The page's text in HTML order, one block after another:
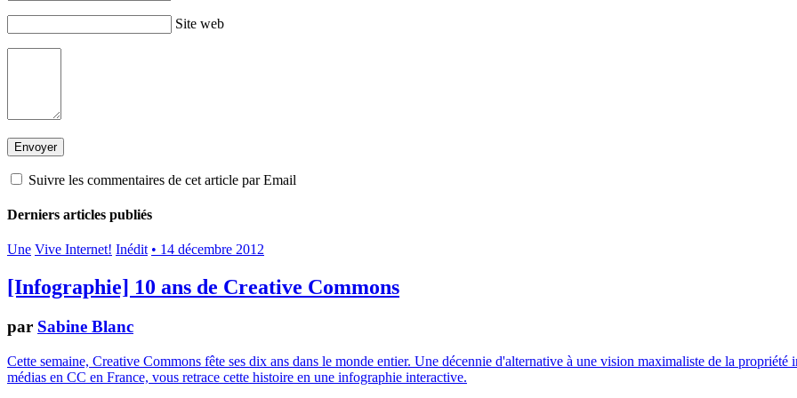
Site web
Suivre les commentaires de cet article par Email
Derniers articles publiés
Une Vive Internet! Inédit • 14 décembre 2012
[Infographie] 10 ans de Creative Commons
par Sabine Blanc
Cette semaine, Creative Commons fête ses dix ans dans le monde entier. Une décennie d'alternative à une vision maximaliste de la
médias en CC en France, vous retrace cette histoire en une infographie interactive.